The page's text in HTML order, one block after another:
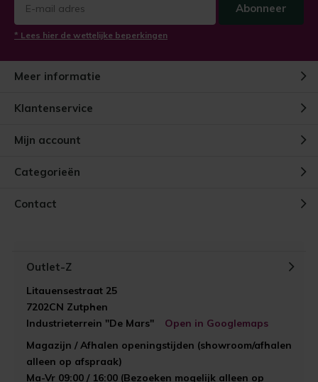
Abonneer
* Lees hier de wettelijke beperkingen
Meer informatie
Klantenservice
Mijn account
Categorieën
Contact
Outlet-Z
Litauensestraat 25
7202CN Zutphen
Industrieterrein "De Mars"
Open in Googlemaps
Magazijn / Afhalen openingstijden (showroom/afhalen
alleen op afspraak)
Ma-Vr 09:00 / 16:00 (Bezoeken mogelijk alleen op